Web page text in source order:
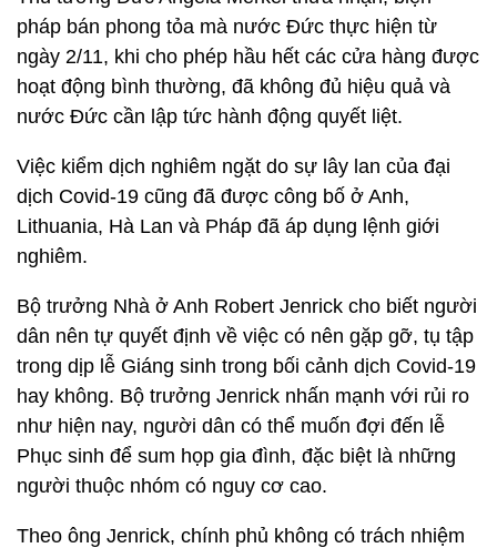
pháp bán phong tỏa mà nước Đức thực hiện từ
ngày 2/11, khi cho phép hầu hết các cửa hàng được
hoạt động bình thường, đã không đủ hiệu quả và
nước Đức cần lập tức hành động quyết liệt.
Việc kiểm dịch nghiêm ngặt do sự lây lan của đại
dịch Covid-19 cũng đã được công bố ở Anh,
Lithuania, Hà Lan và Pháp đã áp dụng lệnh giới
nghiêm.
Bộ trưởng Nhà ở Anh Robert Jenrick cho biết người
dân nên tự quyết định về việc có nên gặp gỡ, tụ tập
trong dịp lễ Giáng sinh trong bối cảnh dịch Covid-19
hay không. Bộ trưởng Jenrick nhấn mạnh với rủi ro
như hiện nay, người dân có thể muốn đợi đến lễ
Phục sinh để sum họp gia đình, đặc biệt là những
người thuộc nhóm có nguy cơ cao.
Theo ông Jenrick, chính phủ không có trách nhiệm